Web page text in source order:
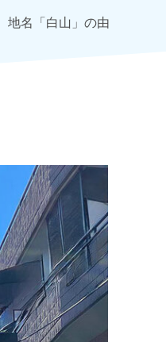
地名「白山」の由